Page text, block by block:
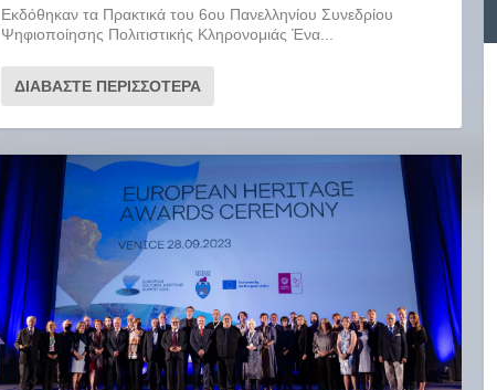
Εκδόθηκαν τα Πρακτικά του 6ου Πανελληνίου Συνεδρίου
Ψηφιοποίησης Πολιτιστικής Κληρονομιάς Ένα...
ΔΙΑΒΆΣΤΕ ΠΕΡΙΣΣΌΤΕΡΑ